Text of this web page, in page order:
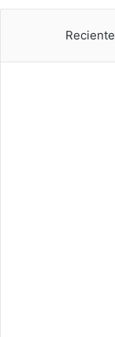
Reciente